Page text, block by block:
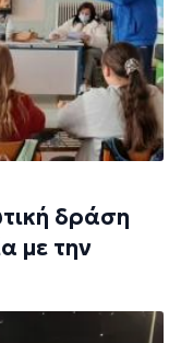
δράση
με την